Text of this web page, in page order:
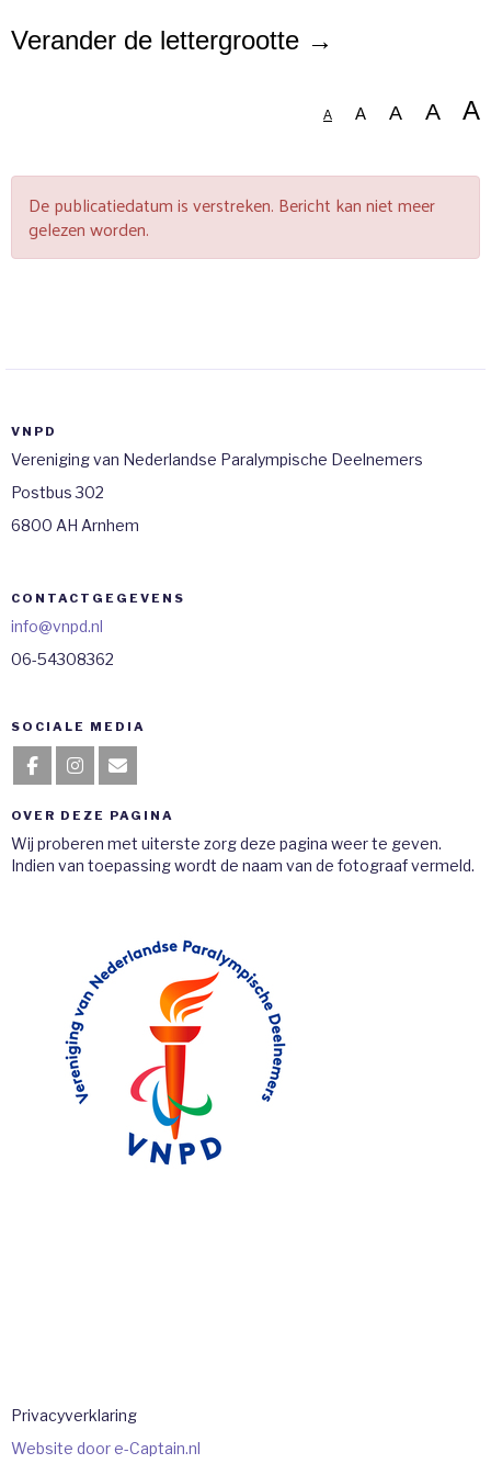
Verander de lettergrootte →
A A A A A
De publicatiedatum is verstreken. Bericht kan niet meer
gelezen worden.
VNPD
Vereniging van Nederlandse Paralympische Deelnemers
Postbus 302
6800 AH Arnhem
CONTACTGEGEVENS
ofni@vnpd.nl
06-54308362
SOCIALE MEDIA
OVER DEZE PAGINA
Wij proberen met uiterste zorg deze pagina weer te geven.
Indien van toepassing wordt de naam van de fotograaf vermeld.
Privacyverklaring
Website door e-Captain.nl